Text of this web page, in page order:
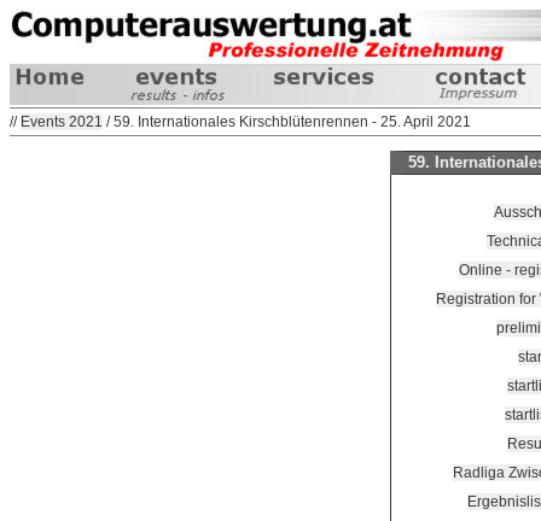
// Events 2021 / 59. Internationales Kirschblütenrennen - 25. April 2021
59.
Online -
Registration for
Radliga